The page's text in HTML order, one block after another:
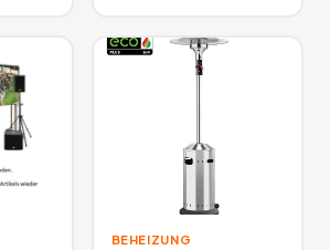
BEHEIZUNG